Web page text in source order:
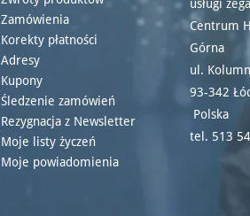
Zamówienia
Korekty płatności
Adresy
Kupony
Śledzenie zamówień
Rezygnacja z Newsletter
Moje listy życzeń
Moje powiadomienia
usługi
Centrum
Górna
ul.
93-342
Polska
tel. 513